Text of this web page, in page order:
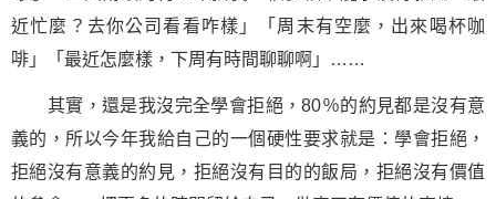
近忙麼？去你公司看看咋樣」「周末有空麼，出來喝杯咖
啡」「最近怎麼樣，下周有時間聊聊啊」……
其實，還是我沒完全學會拒絕，80％的約見都是沒有意
義的，所以今年我給自己的一個硬性要求就是：學會拒絕，
拒絕沒有意義的約見，拒絕沒有目的的飯局，拒絕沒有價值